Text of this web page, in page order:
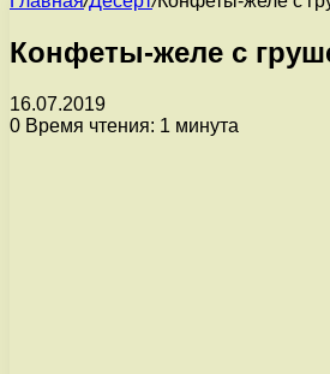
Конфеты-желе с
16.07.2019
0 Время чтения: 1 минута